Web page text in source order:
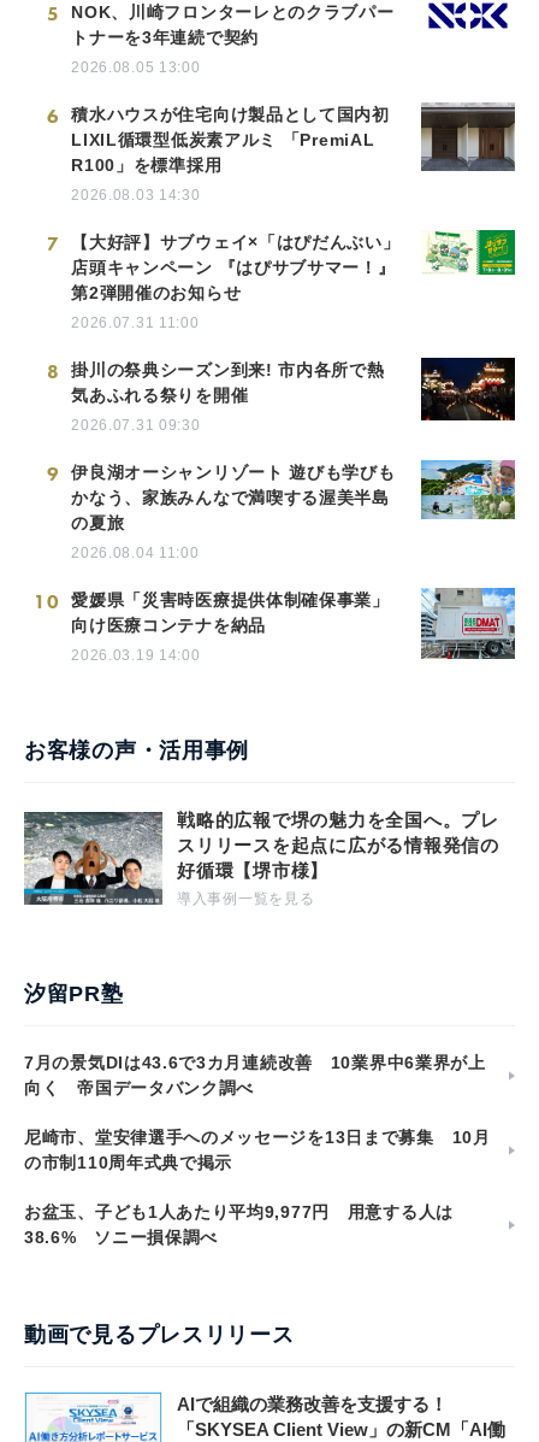
5
NOK、川崎フロンターレとのクラブパー
トナーを3年連続で契約
2026.08.05 13:00
6
積水ハウスが住宅向け製品として国内初
LIXIL循環型低炭素アルミ 「PremiAL
R100」を標準採用
2026.08.03 14:30
7
【大好評】サブウェイ×「はぴだんぶい」
店頭キャンペーン 『はぴサブサマー！』
第2弾開催のお知らせ
2026.07.31 11:00
8
掛川の祭典シーズン到来! 市内各所で熱
気あふれる祭りを開催
2026.07.31 09:30
9
伊良湖オーシャンリゾート 遊びも学びも
かなう、家族みんなで満喫する渥美半島
の夏旅
2026.08.04 11:00
10
愛媛県「災害時医療提供体制確保事業」
向け医療コンテナを納品
2026.03.19 14:00
お客様の声・活用事例
戦略的広報で堺の魅力を全国へ。プレ
スリリースを起点に広がる情報発信の
好循環【堺市様】
導入事例一覧を見る
汐留PR塾
7月の景気DIは43.6で3カ月連続改善 10業界中6業界が上
向く 帝国データバンク調べ
尼崎市、堂安律選手へのメッセージを13日まで募集 10月
の市制110周年式典で掲示
お盆玉、子ども1人あたり平均9,977円 用意する人は
38.6% ソニー損保調べ
動画で見るプレスリリース
AIで組織の業務改善を支援する！
「SKYSEA Client View」の新CM「AI働